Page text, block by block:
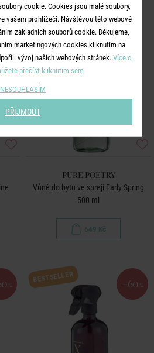
PURE POETRY
Vůně do bytu ve spreji Early Spring
500 ml
649 Kč
%
BESTSELLER -60 %
cookie. Cookies jsou malé soubory,
vašem prohlížeči. Návštěvou této webové
základních souborů cookie. Děkujeme,
marketingových cookies kliknutím na
vývoj našich webových stránek. Více o
přečíst kliknutím sem
NESOUHLASÍM
PŘIJMOUT